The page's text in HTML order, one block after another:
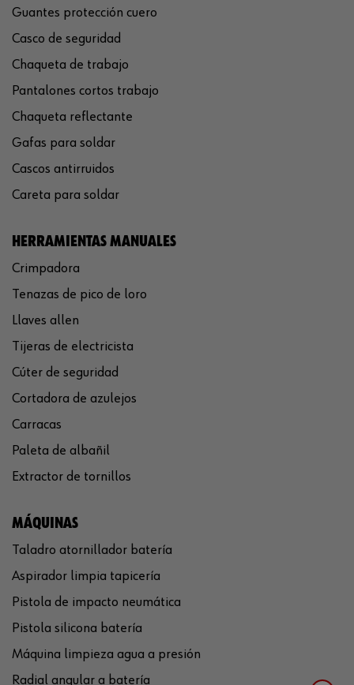
Guantes protección cuero
Casco de seguridad
Chaqueta de trabajo
Pantalones cortos trabajo
Chaqueta reflectante
Gafas para soldar
Cascos antirruidos
Careta para soldar
HERRAMIENTAS MANUALES
Crimpadora
Tenazas de pico de loro
Llaves allen
Tijeras de electricista
Cúter de seguridad
Cortadora de azulejos
Carracas
Paleta de albañil
Extractor de tornillos
MÁQUINAS
Taladro atornillador batería
Aspirador limpia tapicería
Pistola de impacto neumática
Pistola silicona batería
Máquina limpieza agua a presión
Radial angular a batería